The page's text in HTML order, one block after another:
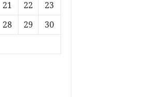
21 22
23
28 29
30